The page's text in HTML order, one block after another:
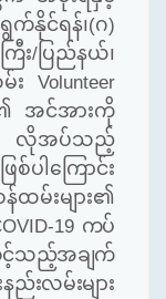
င်ရန်၊(ဂ)
ြီး/ ပြည်နယ်၊
း Volunteer
၏ အင်အားကို
င့် လိုအပ်သည့်
ပါကြောင်း
မ်းများ၏
19 ကပ်
သည့်အချက်
းလမ်းများ